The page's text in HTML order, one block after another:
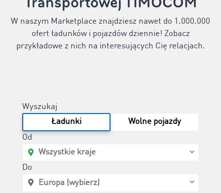
W naszym Marketplace znajdziesz nawet do 1.000.000
ofert ładunków i pojazdów dziennie! Zobacz
przykładowe z nich na interesujących Cię relacjach.
Wyszukaj
Ładunki
Wolne pojazdy
Od
Do